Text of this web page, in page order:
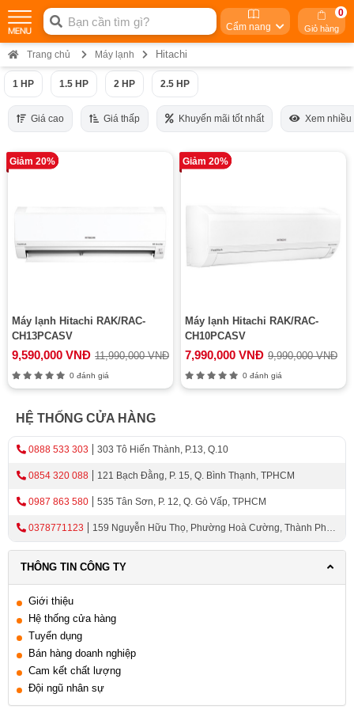
Cẩm nang Giỏ hàng
0
Trang chủ Máy lạnh Hitachi
1 HP 1.5 HP 2 HP 2.5 HP
Giá cao Giá thấp Khuyến mãi tốt nhất Xem nhiều
Giảm 20%
Máy lạnh Hitachi RAK/RAC-
CH13PCASV
9,590,000 VNĐ 11,990,000 VNĐ
0 đánh giá
Giảm 20%
Máy lạnh Hitachi RAK/RAC-
CH10PCASV
7,990,000 VNĐ 9,990,000 VNĐ
0 đánh giá
HỆ THỐNG CỬA HÀNG
0888 533 303 303 Tô Hiến Thành, P.13, Q.10
0854 320 088 121 Bạch Đằng, P. 15, Q. Bình Thạnh, TPHCM
0987 863 580 535 Tân Sơn, P. 12, Q. Gò Vấp, TPHCM
0378771123
159 Nguyễn Hữu Thọ, Phường Hoà Cường, Thành Phố
THÔNG TIN CÔNG TY
Giới thiệu
Hệ thống cửa hàng
Tuyển dụng
Bán hàng doanh nghiệp
Cam kết chất lượng
Đội ngũ nhân sự